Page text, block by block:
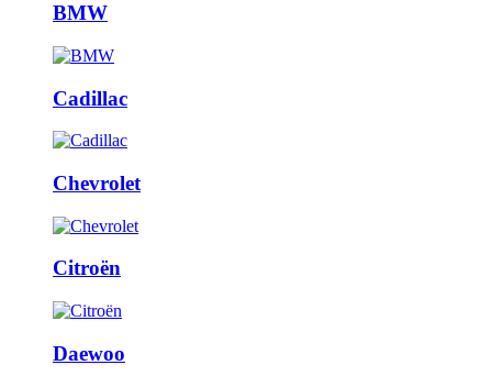
BMW
Cadillac
Chevrolet
Citroën
Daewoo